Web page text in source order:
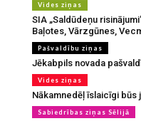
Vides ziņas
SIA „Saldūdeņu
Baļotes, Vārzgūnes,
Pašvaldību ziņas
Jēkabpils novada
Vides ziņas
Nākamnedēļ īslaicīgi
Sabiedrības ziņas Sēlijā